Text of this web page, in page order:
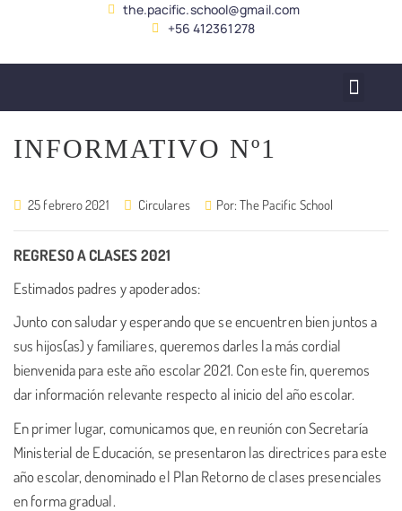
the.pacific.school@gmail.com
+56 412361278
INFORMATIVO Nº1
25 febrero 2021 Circulares Por:The Pacific School
REGRESO A CLASES2021
Estimados padres y apoderados:
Junto con saludar y esperando que se encuentren bien juntos a
sus hijos(as) y familiares, queremos darles la más cordial
bienvenida para este año escolar 2021. Con este fin, queremos
dar información relevante respecto al inicio del año escolar.
En primer lugar, comunicamos que, en reunión con Secretaría
Ministerial de Educación, se presentaron las directrices para este
año escolar, denominado el Plan Retorno de clases presenciales
en forma gradual.